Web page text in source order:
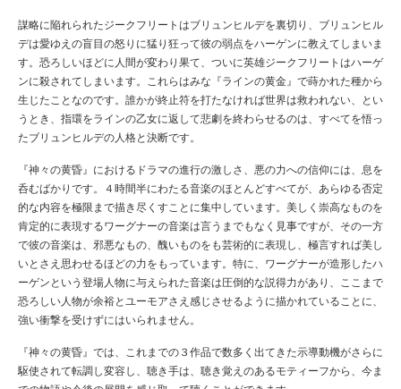
謀略に陥れられたジークフリートはブリュンヒルデを裏切り、ブリュンヒル
デは愛ゆえの盲目の怒りに猛り狂って彼の弱点をハーゲンに教えてしまいま
す。恐ろしいほどに人間が変わり果て、ついに英雄ジークフリートはハーゲ
ンに殺されてしまいます。これらはみな『ラインの黄金』で蒔かれた種から
生じたことなのです。誰かが終止符を打たなければ世界は救われない、とい
うとき、指環をラインの乙女に返して悲劇を終わらせるのは、すべてを悟っ
たブリュンヒルデの人格と決断です。
『神々の黄昏』におけるドラマの進行の激しさ、悪の力への信仰には、息を
呑むばかりです。４時間半にわたる音楽のほとんどすべてが、あらゆる否定
的な内容を極限まで描き尽くすことに集中しています。美しく崇高なものを
肯定的に表現するワーグナーの音楽は言うまでもなく見事ですが、その一方
で彼の音楽は、邪悪なもの、醜いものをも芸術的に表現し、極言すれば美し
いとさえ思わせるほどの力をもっています。特に、ワーグナーが造形したハ
ーゲンという登場人物に与えられた音楽は圧倒的な説得力があり、ここまで
恐ろしい人物が余裕とユーモアさえ感じさせるように描かれていることに、
強い衝撃を受けずにはいられません。
『神々の黄昏』では、これまでの３作品で数多く出てきた示導動機がさらに
駆使されて転調し変容し、聴き手は、聴き覚えのあるモティーフから、今ま